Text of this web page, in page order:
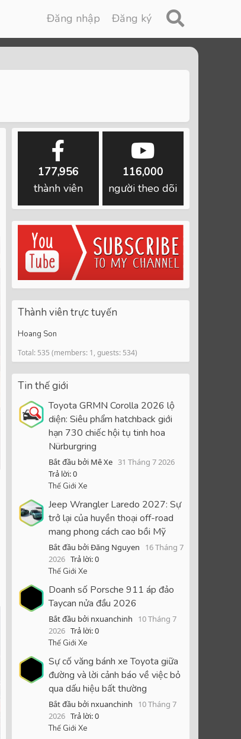
Đăng nhập Đăng ký
177,956
thành viên
116,000
người theo dõi
Thành viên trực tuyến
Hoang Son
Total: 535 (members: 1, guests: 534)
Tin thế giới
Toyota GRMN Corolla 2026 lộ
diện: Siêu phẩm hatchback giới
hạn 730 chiếc hội tụ tinh hoa
Nürburgring
Bắt đầu bởi Mê Xe 31 Tháng 7 2026
Trả lời: 0
Thế Giới Xe
Jeep Wrangler Laredo 2027: Sự
trở lại của huyền thoại off-road
mang phong cách cao bồi Mỹ
Bắt đầu bởi Đăng Nguyen
16 Tháng 7
2026 Trả lời: 0
Thế Giới Xe
Doanh số Porsche 911 áp đảo
Taycan nửa đầu 2026
Bắt đầu bởi nxuanchinh
10 Tháng 7
2026 Trả lời: 0
Thế Giới Xe
Sự cố văng bánh xe Toyota giữa
đường và lời cảnh báo về việc bỏ
qua dấu hiệu bất thường
Bắt đầu bởi nxuanchinh
10 Tháng 7
2026 Trả lời: 0
Thế Giới Xe